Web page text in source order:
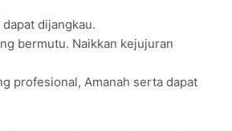
dijangkau.
bermutu. Naikkan kejujuran
profesional, Amanah serta dapat